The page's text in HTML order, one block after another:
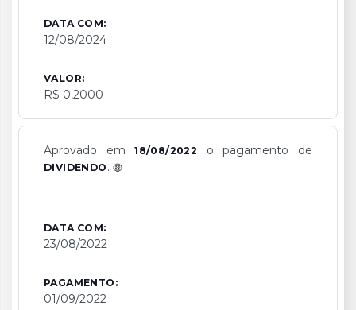
DATA COM:
12/08/2024
VALOR:
R$ 0,2000
Aprovado em18/08/2022 o pagamento de
DIVIDENDO .
DATA COM:
23/08/2022
PAGAMENTO:
01/09/2022